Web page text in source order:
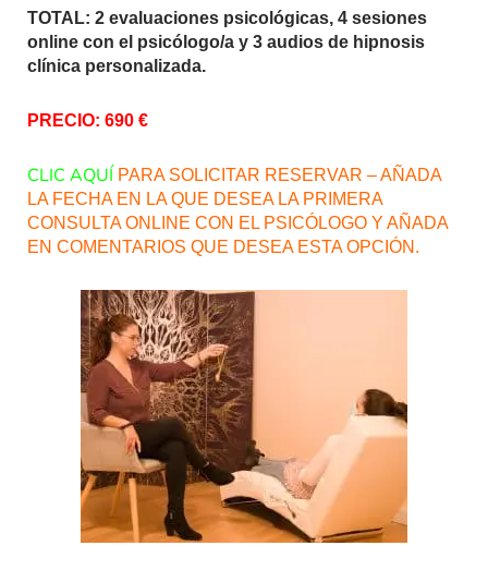
TOTAL: 2 evaluaciones psicológicas, 4 sesiones
online con el psicólogo/a y 3 audios de hipnosis
clínica personalizada.
PRECIO: 690 €
CLIC AQUÍ PARA SOLICITAR RESERVAR – AÑADA
LA FECHA EN LA QUE DESEA LA PRIMERA
CONSULTA ONLINE CON EL PSICÓLOGO Y AÑADA
EN COMENTARIOS QUE DESEA ESTA OPCIÓN.